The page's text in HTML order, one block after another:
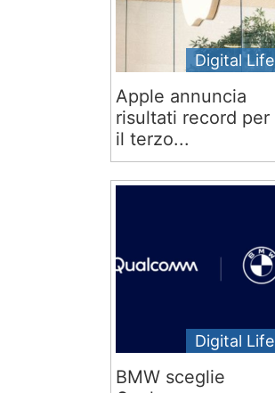
Digital Life
Apple annuncia
risultati record per
il terzo...
Digital Life
BMW sceglie